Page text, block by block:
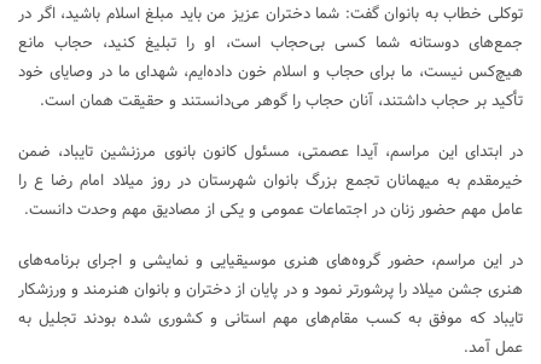
توکلی خطاب به بانوان گفت: شما دختران عزیز من باید مبلغ اسلام باشید، اگر در
جمع‌های دوستانه شما کسی بی‌حجاب است، او را تبلیغ کنید، حجاب مانع
هیچ‌کس نیست، ما برای حجاب و اسلام خون داده‌ایم، شهدای ما در وصایای خود
تأکید بر حجاب داشتند، آنان حجاب را گوهر می‌دانستند و حقیقت همان است.
در ابتدای این مراسم، آیدا عصمتی، مسئول کانون بانوی مرزنشین تایباد، ضمن
خیرمقدم به میهمانان تجمع بزرگ بانوان شهرستان در روز میلاد امام رضا ع را
عامل مهم حضور زنان در اجتماعات عمومی و یکی از مصادیق مهم وحدت دانست.
در این مراسم، حضور گروه‌های هنری موسیقیایی و نمایشی و اجرای برنامه‌های
هنری جشن میلاد را پرشورتر نمود و در پایان از دختران و بانوان هنرمند و ورزشکار
تایباد که موفق به کسب مقام‌های مهم استانی و کشوری شده بودند تجلیل به
عمل آمد.